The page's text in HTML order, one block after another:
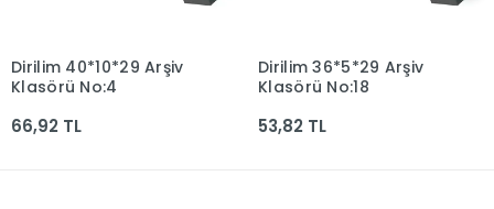
Sepete Ekle
Dirilim 40*10*29 Arşiv
Klasörü No:4
66,92 TL
Sepete Ekle
Dirilim 36*5*29 Arşiv
Klasörü No:18
53,82 TL